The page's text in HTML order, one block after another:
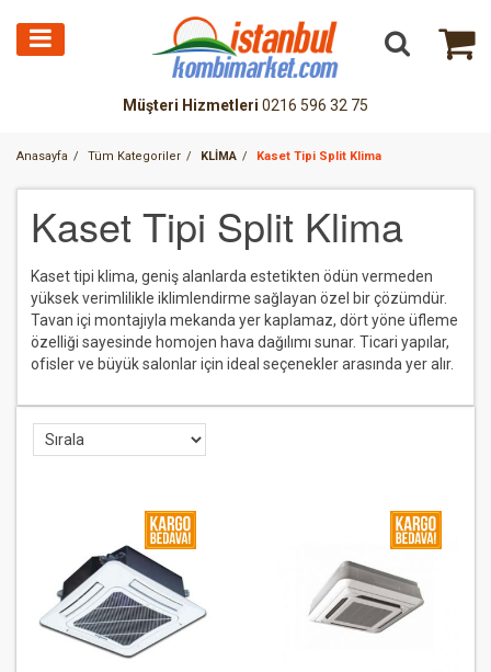
Müşteri Hizmetleri 0216 596 32 75
Anasayfa Tüm Kategoriler KLİMA Kaset Tipi Split Klima
Kaset Tipi Split Klima
Kaset tipi klima, geniş alanlarda estetikten ödün vermeden
yüksek verimlilikle iklimlendirme sağlayan özel bir çözümdür.
Tavan içi montajıyla mekanda yer kaplamaz, dört yöne üfleme
özelliği sayesinde homojen hava dağılımı sunar. Ticari yapılar,
ofisler ve büyük salonlar için ideal seçenekler arasında yer alır.